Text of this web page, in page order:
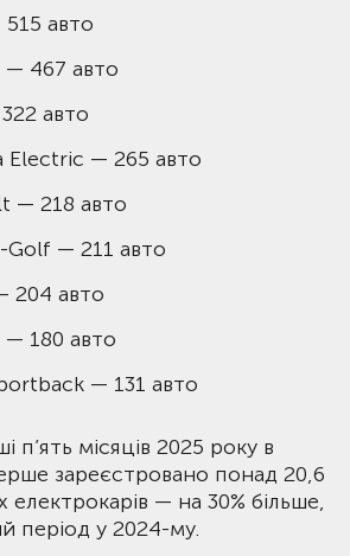
авто
— 467 авто
авто
Electric — 265 авто
— 218 авто
Golf — 211 авто
204 авто
— 180 авто
— 131 авто
п’ять місяців 2025 року в
зареєстровано понад 20,6
електрокарів — на 30% більше,
період у 2024-му.